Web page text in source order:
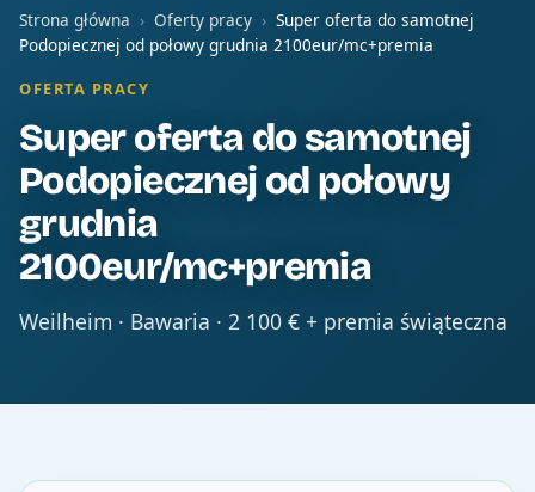
Strona główna › Oferty pracy › Super oferta do samotnej
Podopiecznej od połowy grudnia 2100eur/mc+premia
OFERTA PRACY
Super oferta do samotnej
Podopiecznej od połowy
grudnia
2100eur/mc+premia
Weilheim · Bawaria · 2 100 € + premia świąteczna